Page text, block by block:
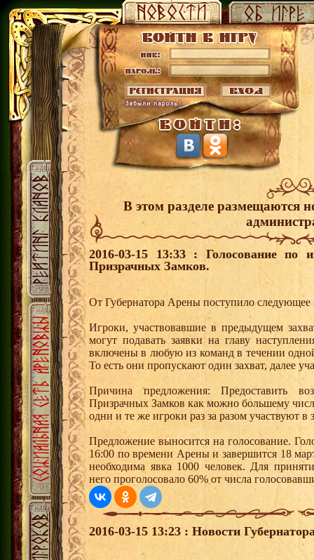
В этом разделе размещаются
2016-03-15 13:33 : Голосование по
Призрачных Замков.
От Губернатора Арены поступило следующее
Игроки, участвовавшие в предыдущем
могут подавать заявки на главу
включены в любую из команд в течении
То есть они пропускают один захват, далее
Причина предложения: Предоставить
Призрачных Замков как можно большему
одни и те же игроки раз за разом участвуют в
Предложение выносится на голосование.
16:00 по времени Арены и завершится 18
необходима явка 1000 человек. Для
него проголосовало 60% от числа
2016-03-15 13:23 : Новости